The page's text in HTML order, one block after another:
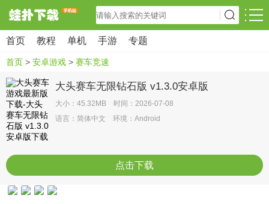
首页 教程 单机 手游 专题
首页 > 安卓游戏 > 赛车竞速
大头赛车无限钻石版 v1.3.0安卓版
大小：45.32MB 时间：2026-07-08
语言：简体中文 环境：Android
点击下载